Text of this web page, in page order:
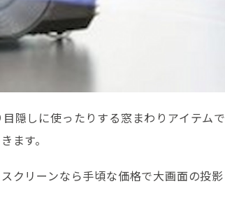
隠しに使ったりする窓まわりアイテムで
ます。
クリーンなら手頃な価格で大画面の投影